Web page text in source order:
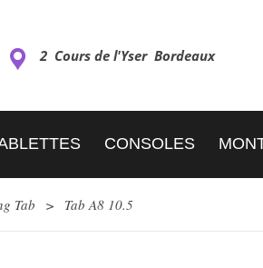
2 Cours de l'Yser Bordeaux
CONSOLES
Tab > Tab A8 10.5